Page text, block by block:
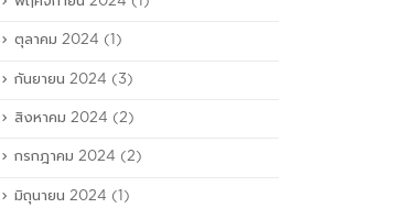
สองผู้บริหาร III กวาดซื้อหุ้น
บริษัท เตรียมรับขาขึ้น
ตุลาคม 2024 (1)
กันยายน 2024 (3)
สิงหาคม 2024 (2)
กรกฎาคม 2024 (2)
มิถุนายน 2024 (1)